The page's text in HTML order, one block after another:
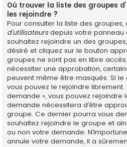
Où trouver la liste des groupes
les rejoindre ?
Pour consulter la liste des groupes,
d’utilisateursdepuis votre panneau
souhaitez rejoindre un des
désiré et cliquez sur le bouton
groupes ne sont pas en libre
nécessiter une approbation,
peuvent même être masqués. Si le
vous pouvez le rejoindre librement.
demande », vous pouvez rejoindre
demande nécessitera d’être
groupe. Ce dernier pourra vous
souhaitez rejoindre le groupe et
ou non votre demande.
annule votre demande, il a